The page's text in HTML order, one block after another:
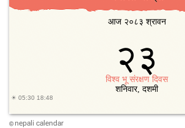
© nepali calendar